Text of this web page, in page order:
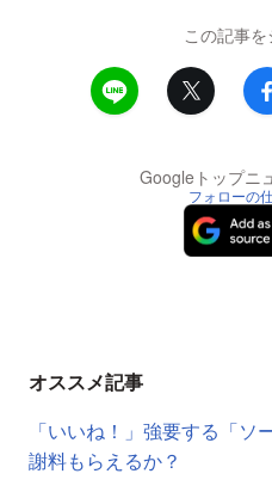
この記事
Googleトップニ
フォローの
オススメ記事
「いいね！」強要する「
謝料もらえるか？